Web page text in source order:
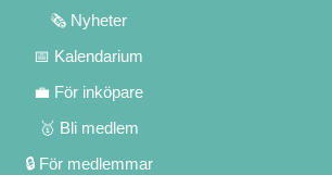
🗞 Nyheter
📅 Kalendarium
💼 För inköpare
🥇 Bli medlem
🔒 För medlemmar